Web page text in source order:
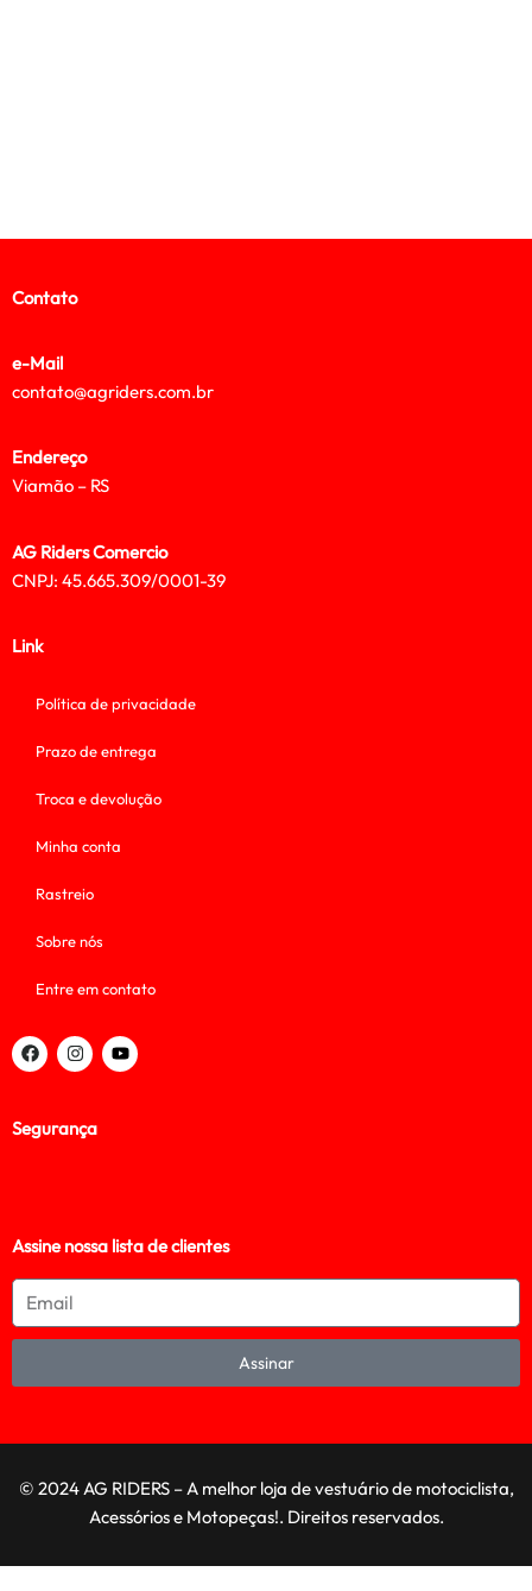
Contato
e-Mail
contato@agriders.com.br
Endereço
Viamão – RS
AG Riders Comercio
CNPJ: 45.665.309/0001-39
Link
Política de privacidade
Prazo de entrega
Troca e devolução
Minha conta
Rastreio
Sobre nós
Entre em contato
Segurança
Assine nossa lista de clientes
Assinar
© 2024 AG RIDERS – A melhor loja de vestuário de motociclista,
Acessórios e Motopeças!. Direitos reservados.